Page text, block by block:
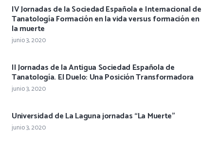
IV Jornadas de la Sociedad Española e Internacional de
Tanatología Formación en la vida versus formación en
la muerte
junio 3, 2020
II Jornadas de la Antigua Sociedad Española de
Tanatología. El Duelo: Una Posición Transformadora
junio 3, 2020
Universidad de La Laguna jornadas “La Muerte”
junio 3, 2020